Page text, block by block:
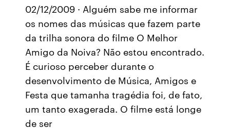
02/12/2009 · Alguém sabe me informar
os nomes das músicas que fazem parte
da trilha sonora do filme O Melhor
Amigo da Noiva? Não estou encontrado.
É curioso perceber durante o
desenvolvimento de Música, Amigos e
Festa que tamanha tragédia foi, de fato,
um tanto exagerada. O filme está longe
de ser